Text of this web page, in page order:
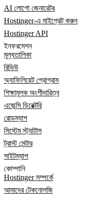
AI লোগো জেনারেটর
Hostinger-এ মাইগ্রেট করুন
Hostinger API
ইনফরমেশন
মূল্যতালিকা
রিভিউ
অ্যাফিলিয়েট প্রোগ্রাম
শিক্ষামূলক অংশীদারিত্ব
এজেন্সি ডিরেক্টরি
রোডম্যাপ
সিস্টেম স্ট্যাটাস
ট্রাস্ট সেন্টার
সাইটম্যাপ
কোম্পানি
Hostinger সম্পর্কে
আমাদের টেকনোলজি